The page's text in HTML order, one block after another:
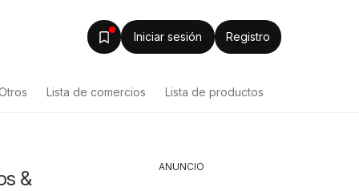
Iniciar sesión Registro
Lista de comercios Lista de productos
&
ANUNCIO